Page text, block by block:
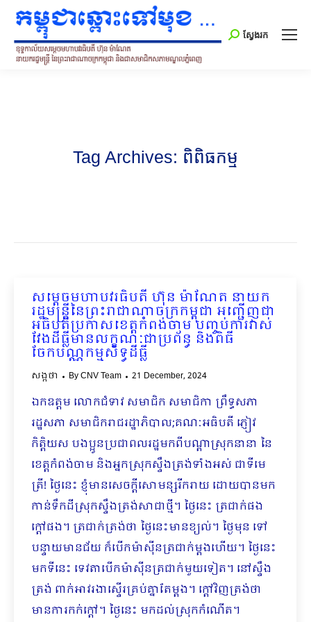
Search:
ស្វែងរក
Tag Archives: ពិពិធកម្ម
សម្តេចមហាបវរធិបតី ហ៊ុន ម៉ាណែត នាយក
រដ្ឋមន្រ្តីនៃព្រះរាជាណាចក្រកម្ពុជា អញ្ជើញជា
អធិបតីប្រកាសខេត្តកំពង់ចាម បញ្ចប់ការវាស់
វែងដីធ្លីមានលក្ខណៈជាប្រព័ន្ធ និងពិធី
ចែកបណ្ណកម្មសិទ្ធដីធ្លី
សង្កថា ByCNV Team 21 December, 2024
ឯកឧត្តម លោកជំទាវ សមាជិក សមាជិកា ព្រឹទ្ធសភា
រដ្ឋសភា សមាជិករាជរដ្ឋាភិបាល;គណៈអធិបតី ភ្ញៀវ
កិត្តិយស បងប្អូនប្រជាពលរដ្ឋមកពីបណ្ដាស្រុកនានា នៃ
ខេត្តកំពង់ចាម និងអ្នកស្រុកស្ទឹងត្រង់ទាំងអស់ ជាទីមេ
ត្រី! ថ្ងៃនេះ ខ្ញុំមានសេចក្ដីសោមន្សរីករាយ ដោយបានមក
កាន់ទឹកដីស្រុកស្ទឹងត្រង់សាជាថ្មី។ ថ្ងៃនេះ ត្រជាក់ផង
ក្ដៅផង។ ត្រជាក់ត្រង់ថា ថ្ងៃនេះមានខ្យល់។ ថ្ងៃមុន ទៅ
បន្ទាយមានជ័យ ក៏បើកម៉ាស៊ីនត្រជាក់ម្ដងហើយ។ ថ្ងៃនេះ
មកទីនេះ ទេវតាបើកម៉ាស៊ីនត្រជាក់មួយទៀត។ នៅស្ទឹង
ត្រង់ ពាក់អាវរងាស្ទើរគ្រប់គ្នាតែម្ដង។ ក្ដៅវិញត្រង់ថា
មានការកក់ក្ដៅ។ ថ្ងៃនេះ មកដល់ស្រុកកំណើត។